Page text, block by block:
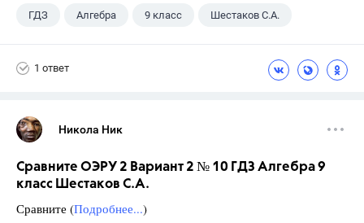
ГДЗ Алгебра 9 класс Шестаков С.А.
1 ответ
Никола Ник
Сравните ОЭРУ 2 Вариант 2 № 10 ГДЗ Алгебра 9
класс Шестаков С.А.
Сравните (Подробнее...)